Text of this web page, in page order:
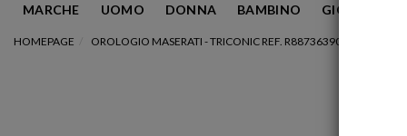
MARCHE UOMO DONNA BAMBINO GIOIELLERIA
HOMEPAGE OROLOGIO MASERATI - TRICONIC REF. R8873639001